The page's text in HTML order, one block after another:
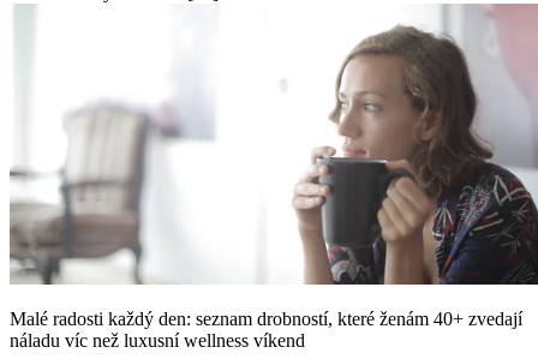
Malé radosti každý den: seznam drobností, které ženám 40+ zvedají
náladu víc než luxusní wellness víkend